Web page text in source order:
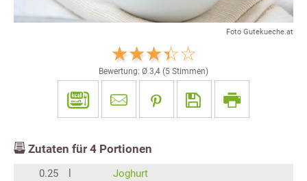
Foto Gutekueche.at
Bewertung: Ø 3,4 (5 Stimmen)
Zutaten für 4 Portionen
0.25
Joghurt